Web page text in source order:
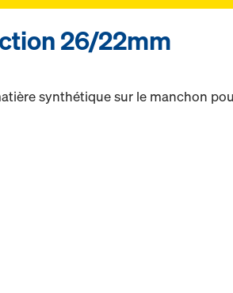
26/22mm
synthétique sur le manchon